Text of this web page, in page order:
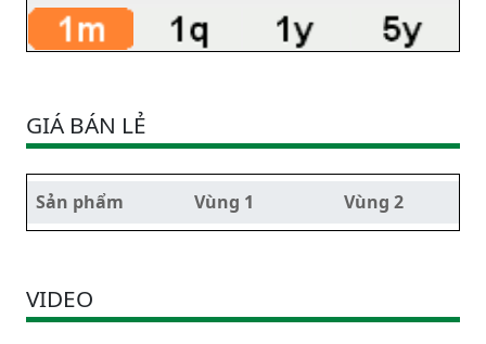
GIÁ BÁN LẺ
Sản phẩm Vùng 1 Vùng 2
VIDEO